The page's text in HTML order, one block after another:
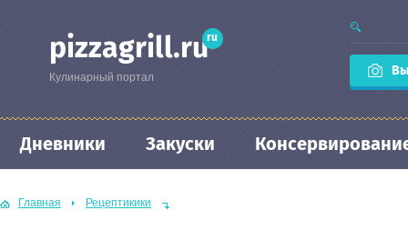
pizzagrill.ruru
Кулинарный портал
Дневники Закуски
Главная Рецептикики